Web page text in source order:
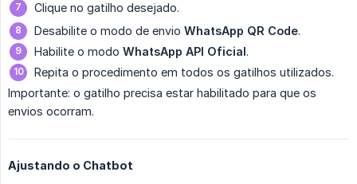
Clique no gatilho desejado.
Desabilite o modo de envio WhatsApp QR Code.
Habilite o modo WhatsApp API Oficial.
Repita o procedimento em todos os gatilhos utilizados.
Importante: o gatilho precisa estar habilitado para que os
envios ocorram.
Ajustando o Chatbot